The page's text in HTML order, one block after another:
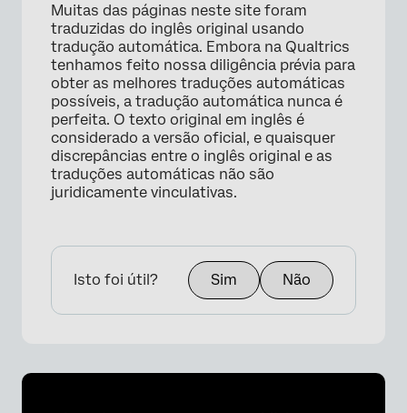
×
Muitas das páginas neste site foram
traduzidas do inglês original usando
tradução automática. Embora na Qualtrics
tenhamos feito nossa diligência prévia para
obter as melhores traduções automáticas
possíveis, a tradução automática nunca é
perfeita. O texto original em inglês é
considerado a versão oficial, e quaisquer
discrepâncias entre o inglês original e as
traduções automáticas não são
juridicamente vinculativas.
Isto foi útil? Sim Não